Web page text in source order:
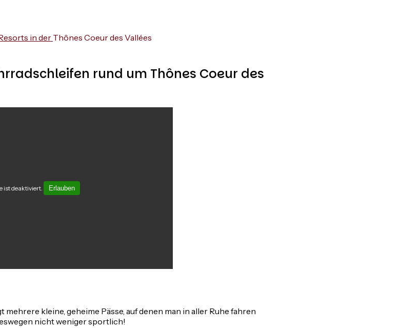
in der Thônes Coeur des Vallées
rund um Thônes Coeur des
ist deaktiviert. Erlauben
kleine, geheime Pässe, auf denen man in aller Ruhe fahren
nicht weniger sportlich!